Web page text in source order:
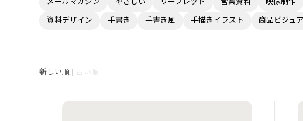
メールマガジン やさしい リーフレット 営業資料 映像制作
資料デザイン 手書き 手書き風 手描きイラスト 商品ビジュ
新しい順 古い順